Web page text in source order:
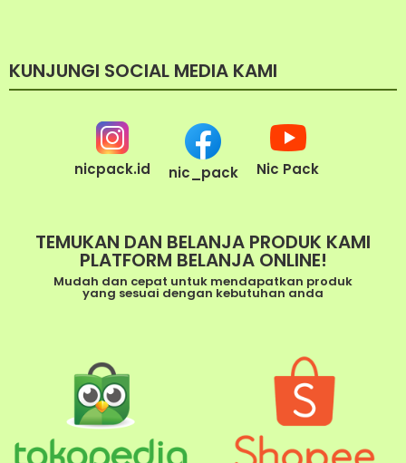
KUNJUNGI SOCIAL MEDIA KAMI
nicpack.id nic_pack Nic Pack
TEMUKAN DAN BELANJA PRODUK KAMI
PLATFORM BELANJA ONLINE!
Mudah dan cepat untuk mendapatkan produk
yang sesuai dengan kebutuhan anda